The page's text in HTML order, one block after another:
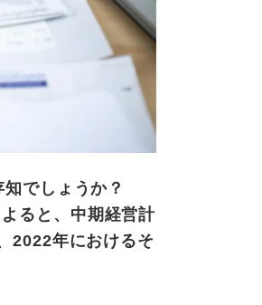
でしょうか？
ると、中期経営計
2022年におけるそ